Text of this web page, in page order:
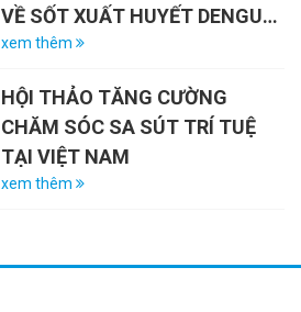
VỀ SỐT XUẤT HUYẾT DENGUE
VÀ VAI TRÒ CỦA VẮC-XIN
xem thêm
HỘI THẢO TĂNG CƯỜNG
CHĂM SÓC SA SÚT TRÍ TUỆ
TẠI VIỆT NAM
xem thêm